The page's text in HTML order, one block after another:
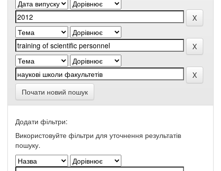
Почати новий пошук
Додати фільтри:
Використовуйте фільтри для уточнення результатів
пошуку.